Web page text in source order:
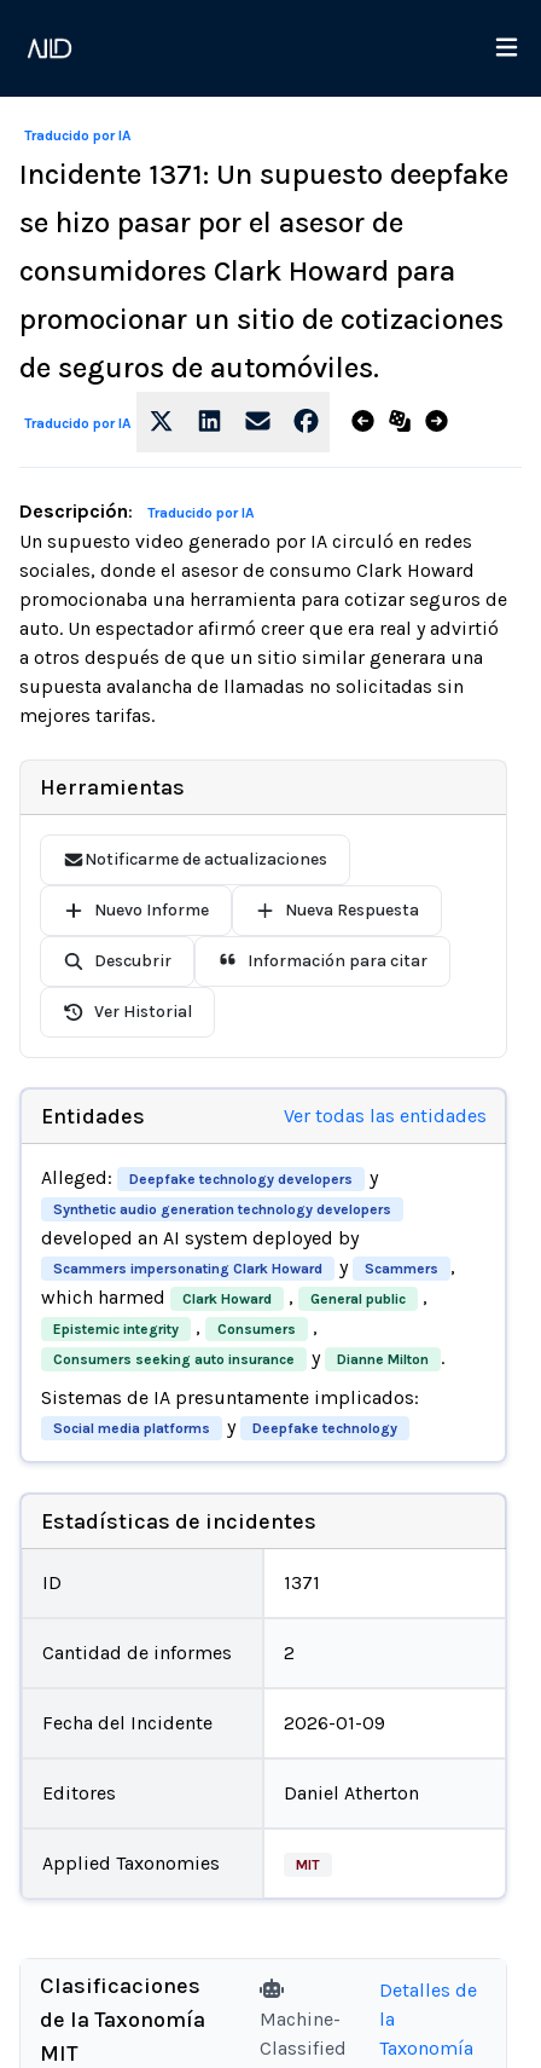
Traducido por IA
Incidente 1371: Un supuesto deepfake
se hizo pasar por el asesor de
consumidores Clark Howard para
promocionar un sitio de cotizaciones
de seguros de automóviles.
Traducido por IA
Descripción: Traducido por IA
Un supuesto video generado por IA circuló en redes
sociales, donde el asesor de consumo Clark Howard
promocionaba una herramienta para cotizar seguros de
auto. Un espectador afirmó creer que era real y advirtió
a otros después de que un sitio similar generara una
supuesta avalancha de llamadas no solicitadas sin
mejores tarifas.
Herramientas
Notificarme de actualizaciones
Nuevo Informe Nueva Respuesta
Descubrir Información para citar
Ver Historial
Entidades Ver todas las entidades
Alleged: Deepfake technology developers y
Synthetic audio generation technology developers
developed an AI system deployed by
Scammers impersonating Clark Howard y Scammers
,
which harmed
Clark Howard , General public ,
Epistemic integrity , Consumers ,
Consumers seeking auto insurance y Dianne Milton
.
Sistemas de IA presuntamente implicados:
Social media platforms y Deepfake technology
Estadísticas de incidentes
ID 1371
Cantidad de informes 2
Fecha del Incidente 2026-01-09
Editores Daniel Atherton
Applied Taxonomies MIT
Clasificaciones
de la Taxonomía
MIT
Machine-
Classified
Detalles de
la
Taxonomía